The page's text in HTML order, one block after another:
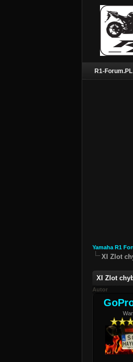
R1-Forum.PL
Yamaha R1
XI Zlot
XI Zlot
Autor